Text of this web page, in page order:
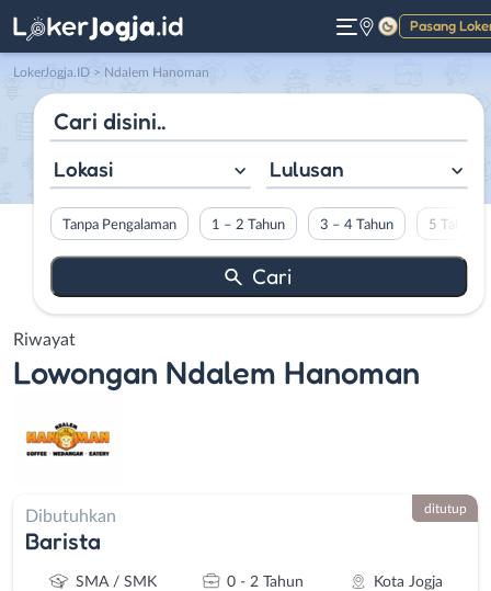
Pasang
Gelap
LokerJogja.ID > Ndalem Hanoman
Lokasi Lulusan
Tanpa Pengalaman 1 – 2 Tahun 3 – 4 Tahun 5 Tahun
Riwayat
Lowongan Ndalem Hanoman
Dibutuhkan
Barista
SMA / SMK 0 - 2 Tahun Kota Jogja
ditutup